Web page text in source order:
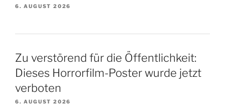
6. AUGUST 2026
Zu verstörend für die Öffentlichkeit:
Dieses Horrorfilm-Poster wurde jetzt
verboten
6. AUGUST 2026